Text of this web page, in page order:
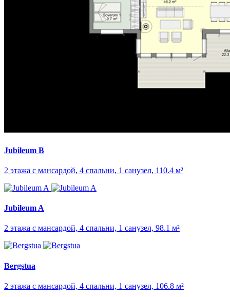
Jubileum B
2 этажа с мансардой, 4 спальни, 1 санузел, 110.4 м²
Jubileum A
2 этажа с мансардой, 4 спальни, 1 санузел, 98.1 м²
Bergstua
2 этажа с мансардой, 4 спальни, 1 санузел, 106.8 м²